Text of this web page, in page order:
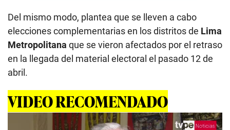
Del mismo modo, plantea que se lleven a cabo
elecciones complementarias en los distritos de Lima
Metropolitana que se vieron afectados por el retraso
en la llegada del material electoral el pasado 12 de
abril.
VIDEO RECOMENDADO